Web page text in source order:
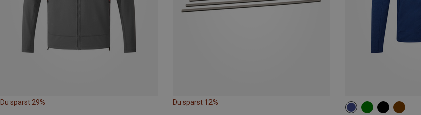
Du sparst 29% Du sparst 12%
S M L XL